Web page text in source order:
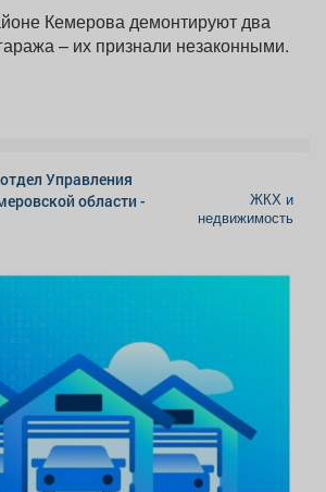
Кемерова демонтируют два
– их признали незаконными.
Управления
области -
ЖКХ и
недвижимость